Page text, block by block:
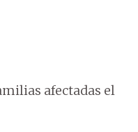
afectadas el